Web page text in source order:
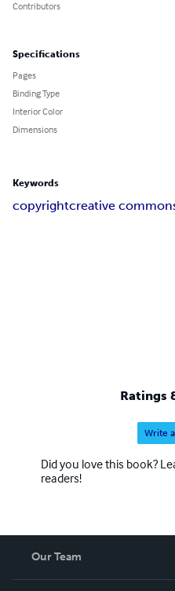
Contributors
Specifications
Pages
Binding Type
Interior Color
Dimensions
Keywords
copyrightcreative
Ratings
Write
Did you love this book?
readers!
Our Team